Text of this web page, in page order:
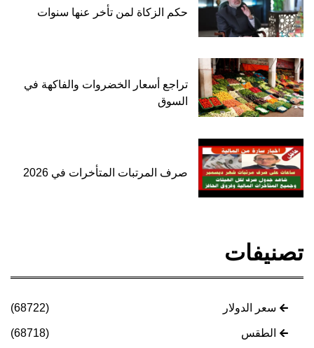
حكم الزكاة لمن تأخر عنها سنوات
تراجع أسعار الخضروات والفاكهة في
السوق
صرف المرتبات المتأخرات في 2026
تصنيفات
سعر الدولار (68722)
الطقس (68718)